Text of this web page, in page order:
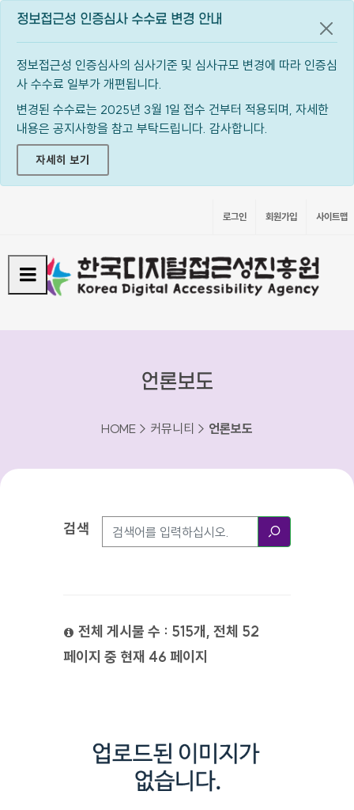
정보접근성 인증심사 수수료 변경 안내
정보접근성 인증심사의 심사기준 및 심사규모 변경에 따라 인증심
사 수수료 일부가 개편됩니다.
변경된 수수료는 2025년 3월 1일 접수 건부터 적용되며, 자세한
내용은 공지사항을 참고 부탁드립니다. 감사합니다.
자세히 보기
공지
로그인 회원가입 사이트맵
언론보도
HOME > 커뮤니티 > 언론보도
검색방법
검색
전체 게시물 수 : 515개, 전체 52
페이지 중 현재 46 페이지